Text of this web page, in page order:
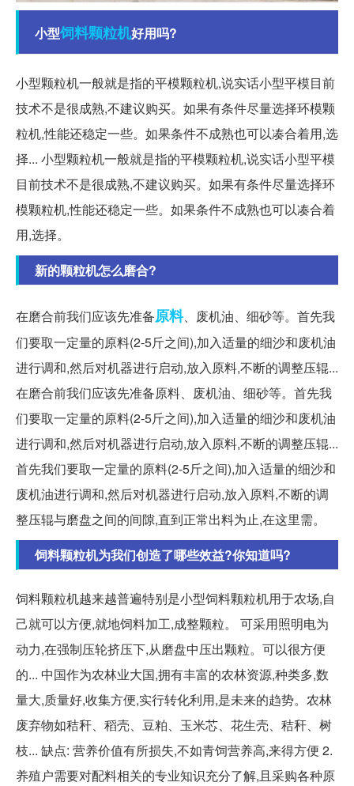
小型饲料颗粒机好用吗?
小型颗粒机一般就是指的平模颗粒机,说实话小型平模目前
技术不是很成熟,不建议购买。如果有条件尽量选择环模颗
粒机,性能还稳定一些。如果条件不成熟也可以凑合着用,选
择... 小型颗粒机一般就是指的平模颗粒机,说实话小型平模
目前技术不是很成熟,不建议购买。如果有条件尽量选择环
模颗粒机,性能还稳定一些。如果条件不成熟也可以凑合着
用,选择。
新的颗粒机怎么磨合?
在磨合前我们应该先准备原料、废机油、细砂等。首先我
们要取一定量的原料(2-5斤之间),加入适量的细沙和废机油
进行调和,然后对机器进行启动,放入原料,不断的调整压辊...
在磨合前我们应该先准备原料、废机油、细砂等。首先我
们要取一定量的原料(2-5斤之间),加入适量的细沙和废机油
进行调和,然后对机器进行启动,放入原料,不断的调整压辊...
首先我们要取一定量的原料(2-5斤之间),加入适量的细沙和
废机油进行调和,然后对机器进行启动,放入原料,不断的调
整压辊与磨盘之间的间隙,直到正常出料为止,在这里需。
饲料颗粒机为我们创造了哪些效益?你知道吗?
饲料颗粒机越来越普遍特别是小型饲料颗粒机用于农场,自
己就可以方便,就地饲料加工,成整颗粒。 可采用照明电为
动力,在强制压轮挤压下,从磨盘中压出颗粒。可以很方便
的... 中国作为农林业大国,拥有丰富的农林资源,种类多,数
量大,质量好,收集方便,实行转化利用,是未来的趋势。农林
废弃物如秸秆、稻壳、豆粕、玉米芯、花生壳、秸秆、树
枝... 缺点: 营养价值有所损失,不如青饲营养高,来得方便 2.
养殖户需要对配料相关的专业知识充分了解,且采购各种原